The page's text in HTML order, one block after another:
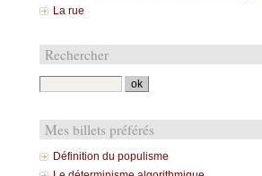
La rue
Rechercher
Mes billets préférés
Définition du populisme